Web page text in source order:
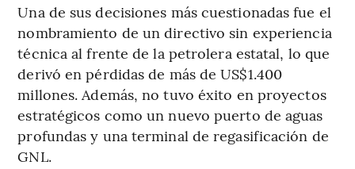
Una de sus decisiones más cuestionadas fue el
nombramiento de un directivo sin experiencia
técnica al frente de la petrolera estatal, lo que
derivó en pérdidas de más de US$1.400
millones. Además, no tuvo éxito en proyectos
estratégicos como un nuevo puerto de aguas
profundas y una terminal de regasificación de
GNL.